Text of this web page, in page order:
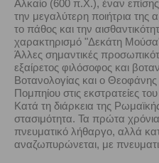
Αλκαίο (600 π.Χ.), έναν
την μεγαλύτερη ποιήτρια της
το πάθος και την
χαρακτηρισμό "Δεκάτη
Άλλες σημαντικές
εξαίρετος φιλόσοφος και
Βοτανολογίας και ο
Πομπηίου στις εκστρατείες
Κατά τη διάρκεια της
στασιμότητα. Τα πρώτα
πνευματικό λήθαργο, αλλά
αναζωπυρώνεται, με